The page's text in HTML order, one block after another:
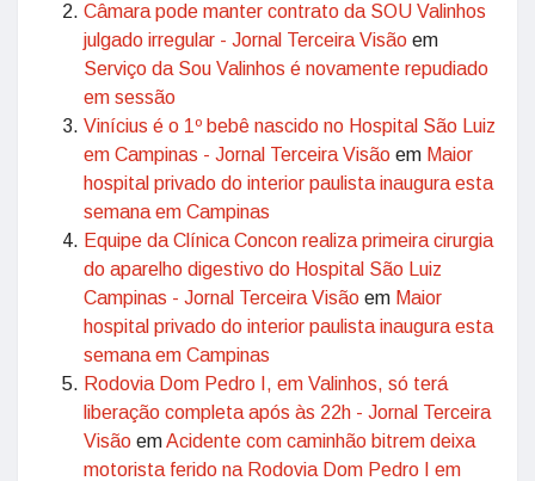
Câmara pode manter contrato da SOU Valinhos
julgado irregular - Jornal Terceira Visão em
Serviço da Sou Valinhos é novamente repudiado
em sessão
Vinícius é o 1º bebê nascido no Hospital São Luiz
em Campinas - Jornal Terceira Visão em Maior
hospital privado do interior paulista inaugura esta
semana em Campinas
Equipe da Clínica Concon realiza primeira cirurgia
do aparelho digestivo do Hospital São Luiz
Campinas - Jornal Terceira Visão em Maior
hospital privado do interior paulista inaugura esta
semana em Campinas
Rodovia Dom Pedro I, em Valinhos, só terá
liberação completa após às 22h - Jornal Terceira
Visão emAcidente com caminhão bitrem deixa
motorista ferido na Rodovia Dom Pedro I em